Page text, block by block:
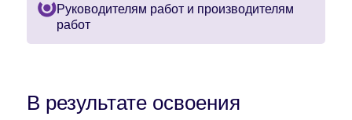
Руководителям работ и производителям
работ
В результате освоения